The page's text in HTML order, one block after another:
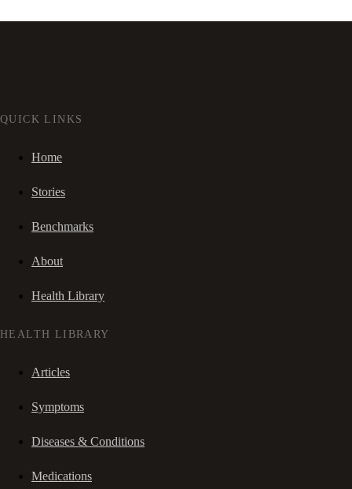
QUICK LINKS
Home
Stories
Benchmarks
About
Health Library
HEALTH LIBRARY
Articles
Symptoms
Diseases & Conditions
Medications